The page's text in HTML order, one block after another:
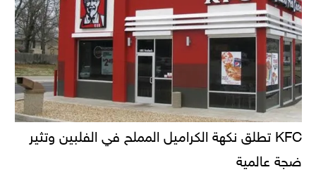
KFC تطلق نكهة الكراميل المملح في الفلبين وتثير
ضجة عالمية